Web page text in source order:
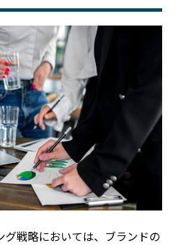
戦略においては、ブランドの